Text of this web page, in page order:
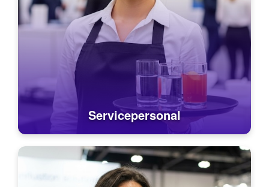
Servicepersonal